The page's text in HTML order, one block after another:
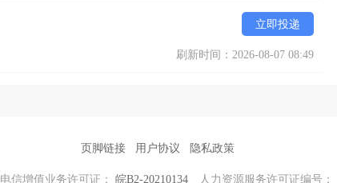
立即投递
刷新时间：2026-08-07 08:49
页脚链接 用户协议 隐私政策
电信增值业务许可证： 皖B2-20210134 人力资源服务许可证编号：